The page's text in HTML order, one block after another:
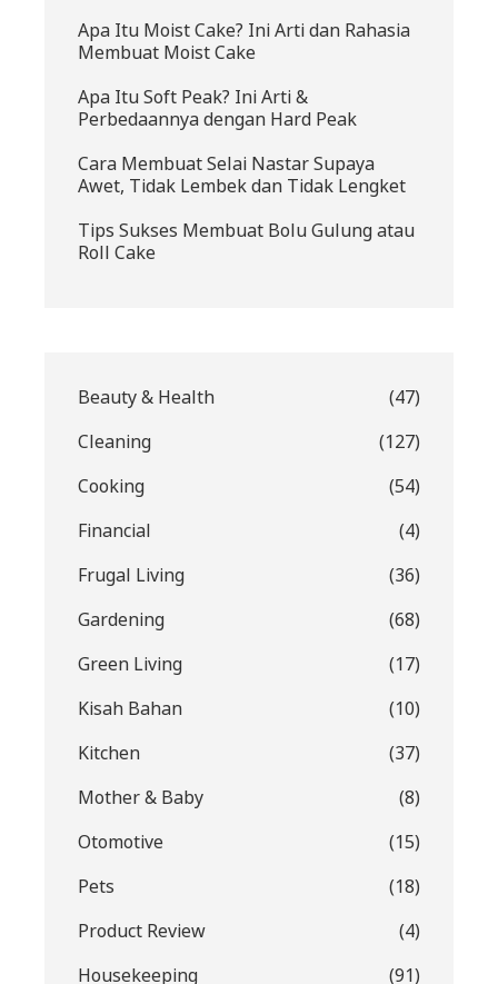
Apa Itu Moist Cake? Ini Arti dan Rahasia
Membuat Moist Cake
Apa Itu Soft Peak? Ini Arti &
Perbedaannya dengan Hard Peak
Cara Membuat Selai Nastar Supaya
Awet, Tidak Lembek dan Tidak Lengket
Tips Sukses Membuat Bolu Gulung atau
Roll Cake
Beauty & Health
(47)
Cleaning
(127)
Cooking
(54)
Financial
(4)
Frugal Living
(36)
Gardening
(68)
Green Living
(17)
Kisah Bahan
(10)
Kitchen
(37)
Mother & Baby
(8)
Otomotive
(15)
Pets
(18)
Product Review
(4)
Housekeeping
(91)